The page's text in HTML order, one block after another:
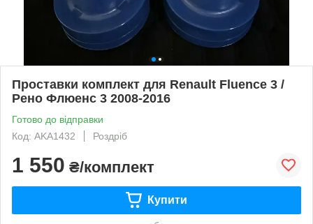
Проставки комплект для Renault Fluence 3 /
Рено Флюенс 3 2008-2016
Готово до відправки
Код: AKA1432
Роздріб
1 550 ₴/комплект
Купити